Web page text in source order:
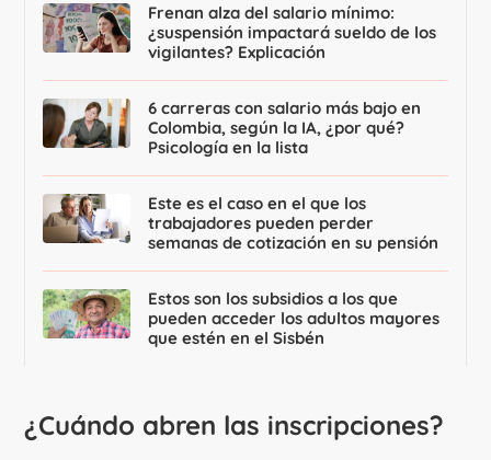
Frenan alza del salario mínimo:
¿suspensión impactará sueldo de los
vigilantes? Explicación
6 carreras con salario más bajo en
Colombia, según la IA, ¿por qué?
Psicología en la lista
Este es el caso en el que los
trabajadores pueden perder
semanas de cotización en su pensión
Estos son los subsidios a los que
pueden acceder los adultos mayores
que estén en el Sisbén
¿Cuándo abren las inscripciones?